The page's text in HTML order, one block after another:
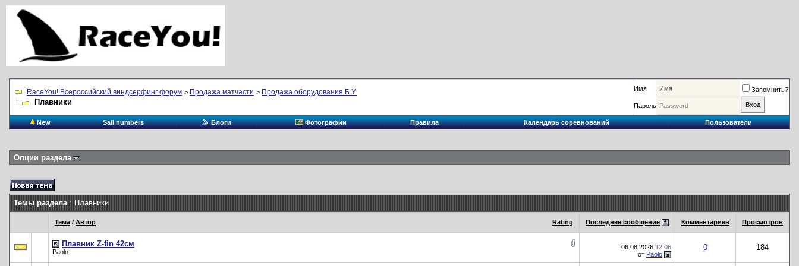
RaceYou! Всероссийский виндсерфинг форум > Продажа матчасти > Продажа оборудования Б.У.
Плавники
Имя Запомнить?
Пароль
New Sail numbers Блоги Фотографии Правила Календарь соревнований Пользователи
Опции раздела
Темы раздела: Плавники
Rating
Тема / Автор Последнее сообщение Комментариев Просмотров
Плавник Z-fin 42см
Paolo
06.08.2026 12:06
от Paolo
0 184